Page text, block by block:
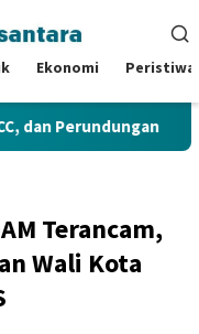
Ekonomi Peristiwa
Terancam,
Wali Kota